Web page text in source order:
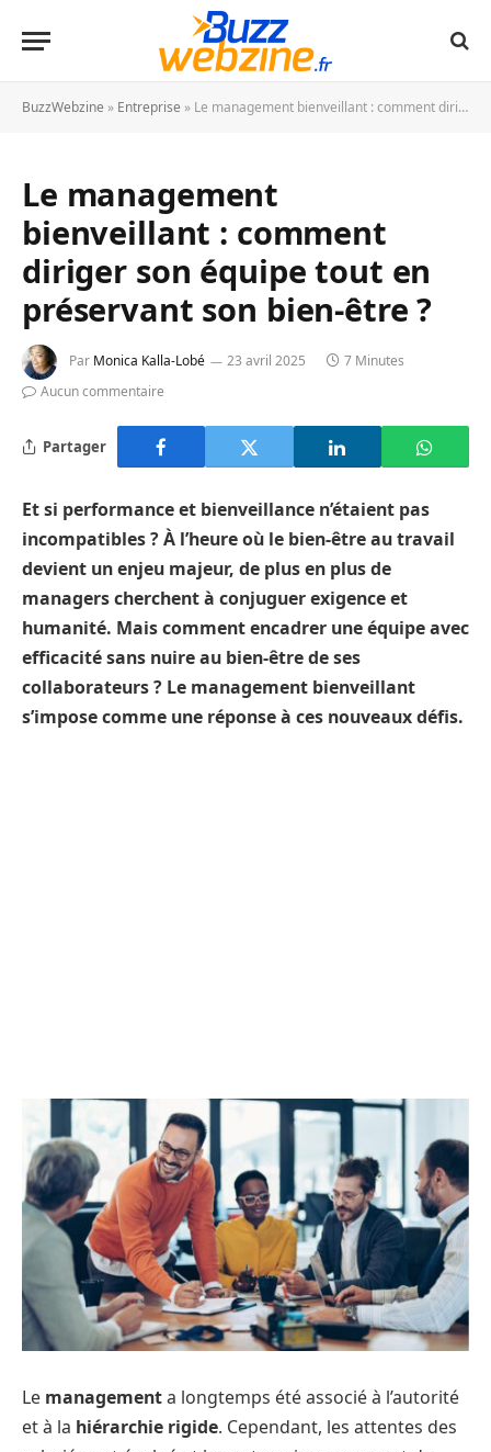
BuzzWebzine » Entreprise » Le management bienveillant : comment diriger son équipe tout en préservant son bien-être ?
Le management
bienveillant : comment
diriger son équipe tout en
préservant son bien-être ?
Par Monica Kalla-Lobé 23 avril 2025
7 Minutes
Aucun commentaire
Partager
Et si performance et bienveillance n’étaient pas
incompatibles ? À l’heure où le bien-être au travail
devient un enjeu majeur, de plus en plus de
managers cherchent à conjuguer exigence et
humanité. Mais comment encadrer une équipe avec
efficacité sans nuire au bien-être de ses
collaborateurs ? Le management bienveillant
s’impose comme une réponse à ces nouveaux défis.
Le managementa longtemps été associé à l’autorité
et à la hiérarchie rigide. Cependant, les attentes des